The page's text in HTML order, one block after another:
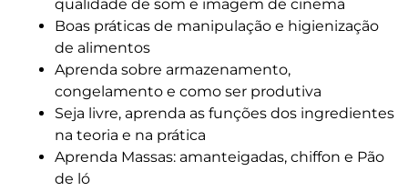
qualidade de som e imagem de cinema
Boas práticas de manipulação e higienização
de alimentos
Aprenda sobre armazenamento,
congelamento e como ser produtiva
Seja livre, aprenda as funções dos ingredientes
na teoria e na prática
Aprenda Massas: amanteigadas, chiffon e Pão
de ló